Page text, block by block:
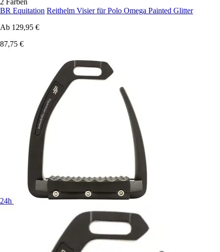
2 Farben
BR Equitation Reithelm Visier für Polo Omega Painted Glitter
Ab 129,95 €
87,75 €
24h